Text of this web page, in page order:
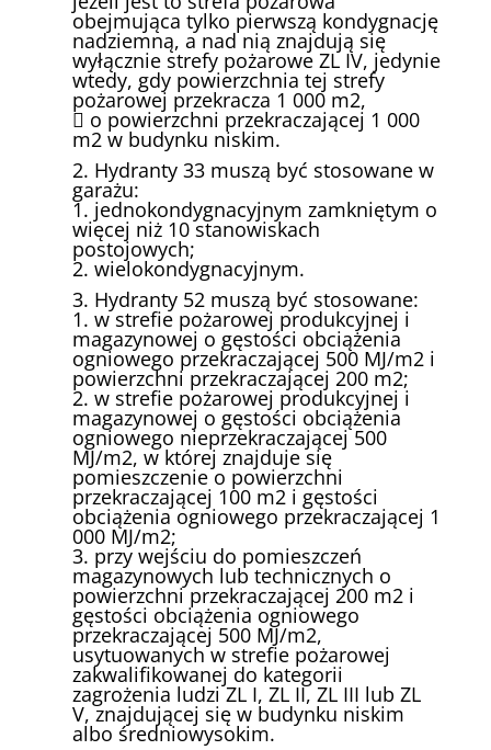
obejmująca tylko pierwszą kondygnację
nadziemną, a nad nią znajdują się
wyłącznie strefy pożarowe ZL IV, jedynie
wtedy, gdy powierzchnia tej strefy
pożarowej przekracza 1 000 m2,
 o powierzchni przekraczającej 1 000
m2 w budynku niskim.
2. Hydranty 33 muszą być stosowane w
garażu:
1. jednokondygnacyjnym zamkniętym o
więcej niż 10 stanowiskach
postojowych;
2. wielokondygnacyjnym.
3. Hydranty 52 muszą być stosowane:
1. w strefie pożarowej produkcyjnej i
magazynowej o gęstości obciążenia
ogniowego przekraczającej 500 MJ/m2 i
powierzchni przekraczającej 200 m2;
2. w strefie pożarowej produkcyjnej i
magazynowej o gęstości obciążenia
ogniowego nieprzekraczającej 500
MJ/m2, w której znajduje się
pomieszczenie o powierzchni
przekraczającej 100 m2 i gęstości
obciążenia ogniowego przekraczającej 1
000 MJ/m2;
3. przy wejściu do pomieszczeń
magazynowych lub technicznych o
powierzchni przekraczającej 200 m2 i
gęstości obciążenia ogniowego
przekraczającej 500 MJ/m2,
usytuowanych w strefie pożarowej
zakwalifikowanej do kategorii
zagrożenia ludzi ZL I, ZL II, ZL III lub ZL
V, znajdującej się w budynku niskim
albo średniowysokim.